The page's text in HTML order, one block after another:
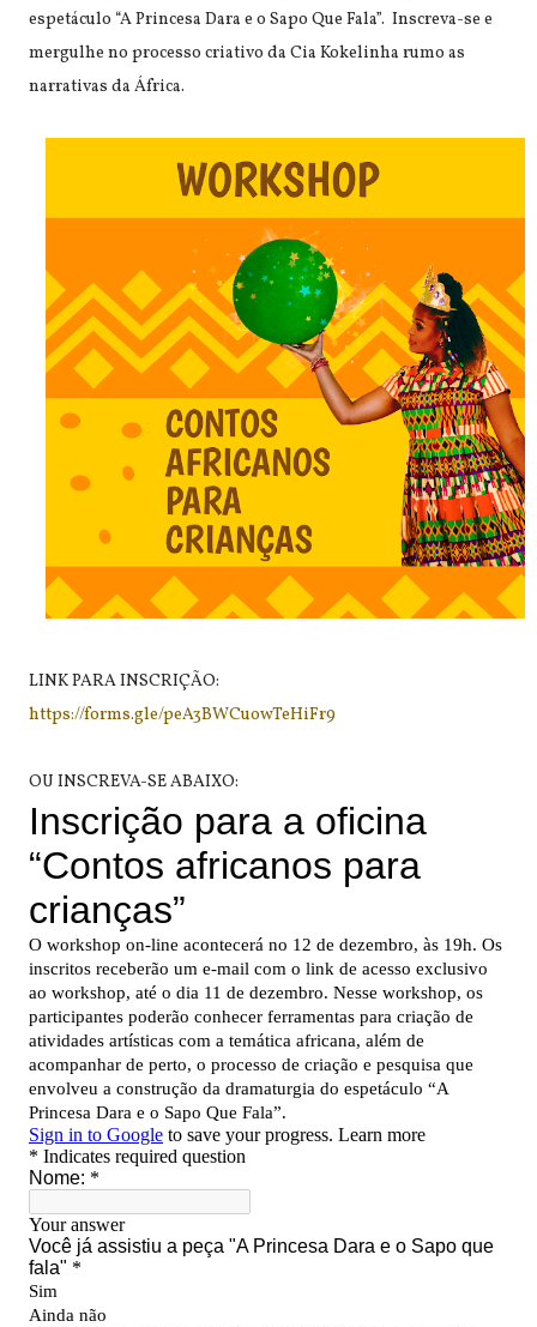
espetáculo “A Princesa Dara e o Sapo Que Fala”. Inscreva-se e
mergulhe no processo criativo da Cia Kokelinha rumo as
narrativas da África.
LINK PARA INSCRIÇÃO:
https://forms.gle/peA3BWCuowTeHiFr9
OU INSCREVA-SE ABAIXO: